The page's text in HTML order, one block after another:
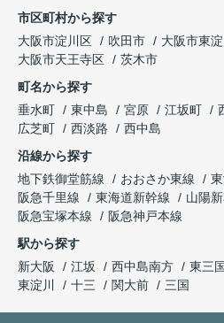
市区町村から探す
大阪市淀川区
吹田市 大阪市東
大阪市天王寺区
茨木市
町名から探す
垂水町
東中島 宮原 江坂町
広芝町
西淡路
西中島
沿線から探す
地下鉄御堂筋線
おおさか東線
阪急千里線
東海道新幹線 山陽
阪急宝塚本線
阪急神戸本線
駅から探す
新大阪
江坂 西中島南方 東三国
東淀川
十三 関大前 三国